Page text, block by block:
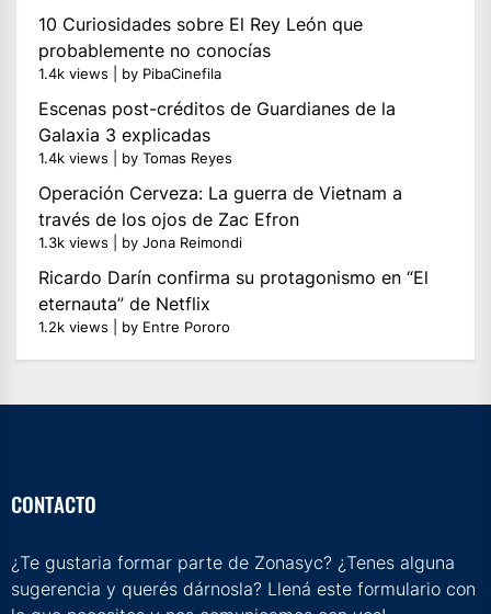
10 Curiosidades sobre El Rey León que
probablemente no conocías
1.4k views by PibaCinefila
Escenas post-créditos de Guardianes de la
Galaxia 3 explicadas
1.4k views by Tomas Reyes
Operación Cerveza: La guerra de Vietnam a
través de los ojos de Zac Efron
1.3k views by Jona Reimondi
Ricardo Darín confirma su protagonismo en “El
eternauta” de Netflix
1.2k views by Entre Pororo
CONTACTO
¿Te gustaria formar parte de Zonasyc? ¿Tenes alguna
sugerencia y querés dárnosla? Llená este formulario con